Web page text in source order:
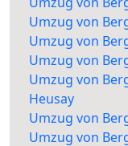
Umzug von
Umzug von
Umzug von
Umzug von
Heusay
Umzug von
Umzug von